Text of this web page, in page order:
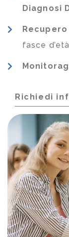
Diagnosi
fasce d’età
Richiedi